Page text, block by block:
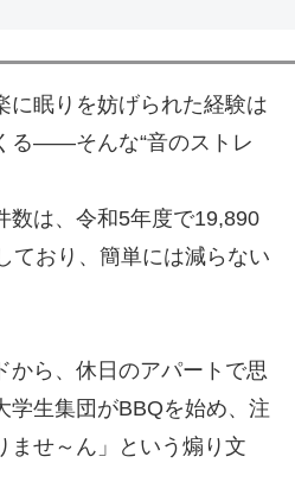
に眠りを妨げられた経験は
る――そんな“音のストレ
数は、令和5年度で19,890
ており、簡単には減らない
から、休日のアパートで思
学生集団がBBQを始め、注
ませ～ん」という煽り文